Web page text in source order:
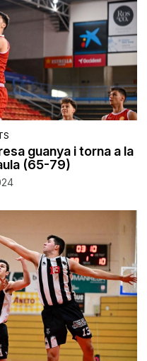
guanya i torna a la
(65-79)